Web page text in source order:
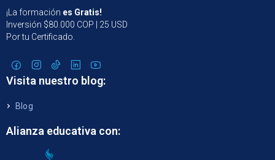
¡La formación es Gratis!
Inversión $80.000 COP | 25 USD
Por tu Certificado.
Visita nuestro blog:
Blog
Alianza educativa con: